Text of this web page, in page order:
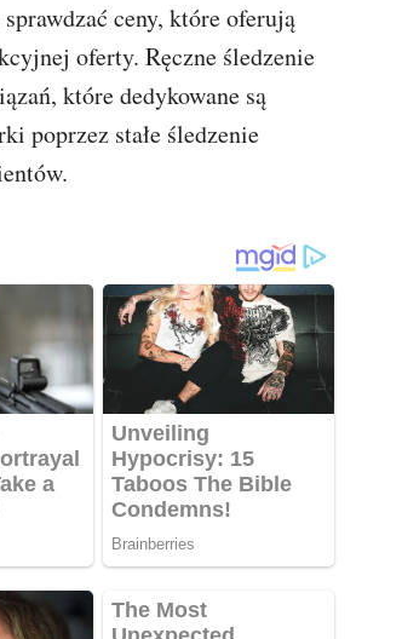
ceny, które oferują
oferty. Ręczne śledzenie
które dedykowane są
poprzez stałe śledzenie